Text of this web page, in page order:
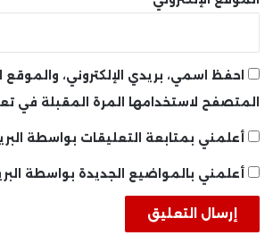
احفظ اسمي، بريدي الإلكتروني، والموقع
المتصفح لاستخدامها المرة المقبلة في
أعلمني بمتابعة التعليقات بواسطة
أعلمني بالمواضيع الجديدة بواسطة